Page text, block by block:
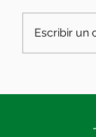
goleador
Escribir un